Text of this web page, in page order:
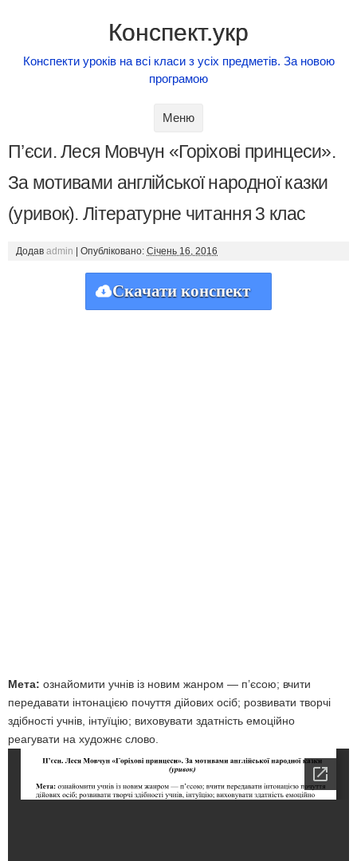
Конспект.укр
Конспекти уроків на всі класи з усіх предметів. За новою
програмою
Меню
П’єси. Леся Мовчун «Горіхові принцеси».
За мотивами англійської народної казки
(уривок). Літературне читання 3 клас
Додав admin Опубліковано: Січень 16, 2016
Скачати конспект
Мета: ознайомити учнів із новим жанром — п’єсою; вчити
передавати інтонацією по­чуття дійових осіб; розвивати творчі
здібності учнів, інтуїцію; виховувати здатність емоційно
реагувати на художнє слово.